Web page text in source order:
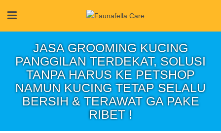
JASA GROOMING KUCING
PANGGILAN TERDEKAT, SOLUSI
TANPA HARUS KE PETSHOP
NAMUN KUCING TETAP SELALU
BERSIH & TERAWAT GA PAKE
RIBET !